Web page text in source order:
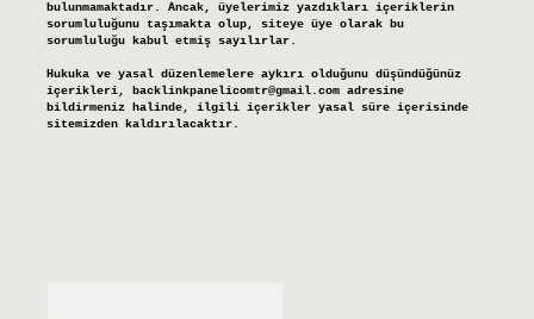
bulunmamaktadır. Ancak, üyelerimiz yazdıkları içeriklerin
sorumluluğunu taşımakta olup, siteye üye olarak bu
sorumluluğu kabul etmiş sayılırlar.
Hukuka ve yasal düzenlemelere aykırı olduğunu düşündüğünüz
içerikleri, backlinkpanelicomtr@gmail.comadresine
bildirmeniz halinde, ilgili içerikler yasal süre içerisinde
sitemizden kaldırılacaktır.